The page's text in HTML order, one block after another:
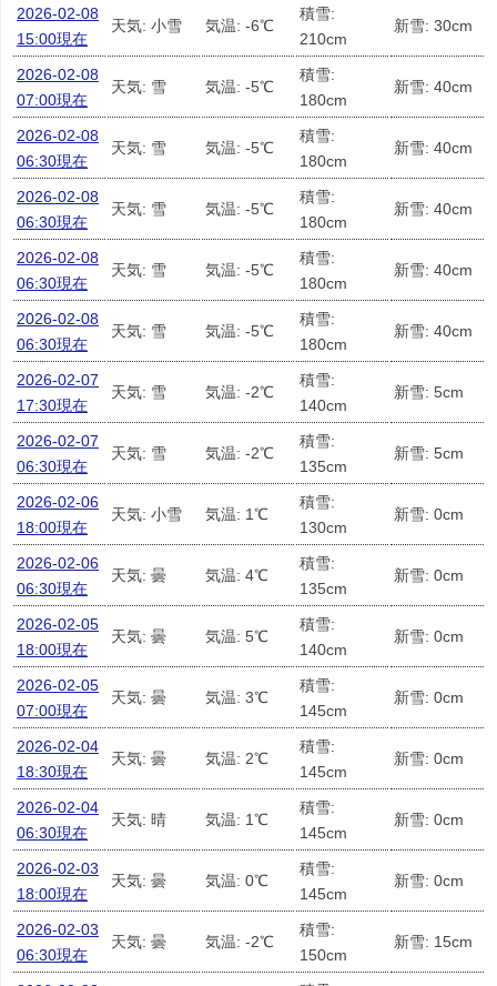
2026-02-08
15:00現在
天気: 小雪 気温: -6℃
積雪:
210cm
新雪: 30cm
2026-02-08
07:00現在
天気: 雪 気温: -5℃
積雪:
180cm
新雪: 40cm
2026-02-08
06:30現在
天気: 雪 気温: -5℃
積雪:
180cm
新雪: 40cm
2026-02-08
06:30現在
天気: 雪 気温: -5℃
積雪:
180cm
新雪: 40cm
2026-02-08
06:30現在
天気: 雪 気温: -5℃
積雪:
180cm
新雪: 40cm
2026-02-08
06:30現在
天気: 雪 気温: -5℃
積雪:
180cm
新雪: 40cm
2026-02-07
17:30現在
天気: 雪 気温: -2℃
積雪:
140cm
新雪: 5cm
2026-02-07
06:30現在
天気: 雪 気温: -2℃
積雪:
135cm
新雪: 5cm
2026-02-06
18:00現在
天気: 小雪 気温: 1℃
積雪:
130cm
新雪: 0cm
2026-02-06
06:30現在
天気: 曇 気温: 4℃
積雪:
135cm
新雪: 0cm
2026-02-05
18:00現在
天気: 曇 気温: 5℃
積雪:
140cm
新雪: 0cm
2026-02-05
07:00現在
天気: 曇 気温: 3℃
積雪:
145cm
新雪: 0cm
2026-02-04
18:30現在
天気: 曇 気温: 2℃
積雪:
145cm
新雪: 0cm
2026-02-04
06:30現在
天気: 晴 気温: 1℃
積雪:
145cm
新雪: 0cm
2026-02-03
18:00現在
天気: 曇 気温: 0℃
積雪:
145cm
新雪: 0cm
2026-02-03
06:30現在
天気: 曇 気温: -2℃
積雪:
150cm
新雪: 15cm